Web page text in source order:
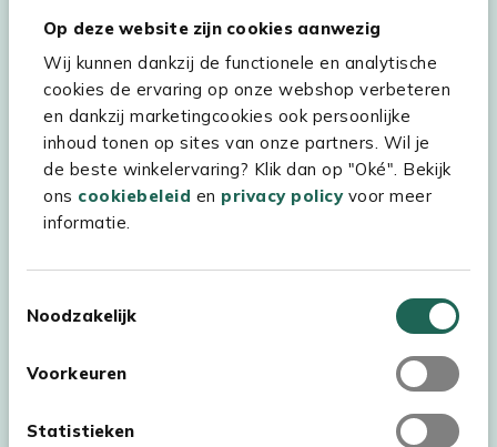
Op deze website zijn cookies aanwezig
Wij kunnen dankzij de functionele en analytische
cookies de ervaring op onze webshop verbeteren
en dankzij marketingcookies ook persoonlijke
inhoud tonen op sites van onze partners. Wil je
de beste winkelervaring? Klik dan op "Oké". Bekijk
ons cookiebeleid en privacy policyvoor meer
informatie.
Noodzakelijk
Voorkeuren
Statistieken
Hulp & service
Assortiment
Kees Smit Tuinmeubelen
Experience Stores XXL